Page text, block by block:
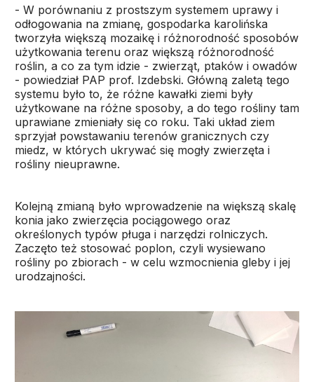
- W porównaniu z prostszym systemem uprawy i
odłogowania na zmianę, gospodarka karolińska
tworzyła większą mozaikę i różnorodność sposobów
użytkowania terenu oraz większą różnorodność
roślin, a co za tym idzie - zwierząt, ptaków i owadów
- powiedział PAP prof. Izdebski. Główną zaletą tego
systemu było to, że różne kawałki ziemi były
użytkowane na różne sposoby, a do tego rośliny tam
uprawiane zmieniały się co roku. Taki układ ziem
sprzyjał powstawaniu terenów granicznych czy
miedz, w których ukrywać się mogły zwierzęta i
rośliny nieuprawne.
Kolejną zmianą było wprowadzenie na większą skalę
konia jako zwierzęcia pociągowego oraz
określonych typów pługa i narzędzi rolniczych.
Zaczęto też stosować poplon, czyli wysiewano
rośliny po zbiorach - w celu wzmocnienia gleby i jej
urodzajności.